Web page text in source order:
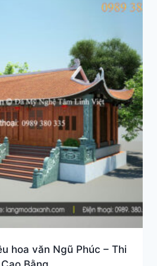
hoa văn Ngũ Phúc – Thi